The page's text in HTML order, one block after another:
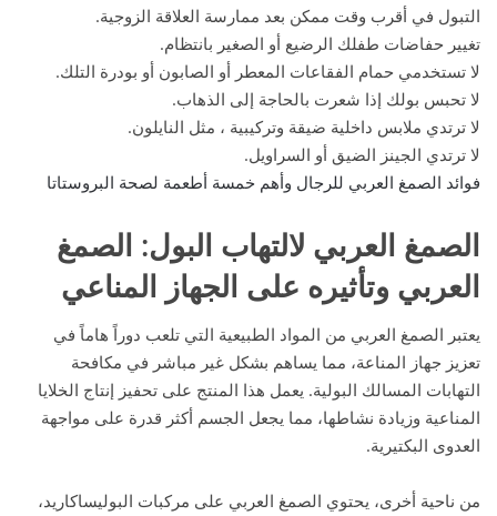
التبول في أقرب وقت ممكن بعد ممارسة العلاقة الزوجية.
تغيير حفاضات طفلك الرضيع أو الصغير بانتظام.
لا تستخدمي حمام الفقاعات المعطر أو الصابون أو بودرة التلك.
لا تحبس بولك إذا شعرت بالحاجة إلى الذهاب.
لا ترتدي ملابس داخلية ضيقة وتركيبية ، مثل النايلون.
لا ترتدي الجينز الضيق أو السراويل.
فوائد الصمغ العربي للرجال وأهم خمسة أطعمة لصحة البروستاتا
الصمغ العربي لالتهاب البول: الصمغ
العربي وتأثيره على الجهاز المناعي
يعتبر الصمغ العربي من المواد الطبيعية التي تلعب دوراً هاماً في
تعزيز جهاز المناعة، مما يساهم بشكل غير مباشر في مكافحة
التهابات المسالك البولية. يعمل هذا المنتج على تحفيز إنتاج الخلايا
المناعية وزيادة نشاطها، مما يجعل الجسم أكثر قدرة على مواجهة
العدوى البكتيرية.
من ناحية أخرى، يحتوي الصمغ العربي على مركبات البوليساكاريد،